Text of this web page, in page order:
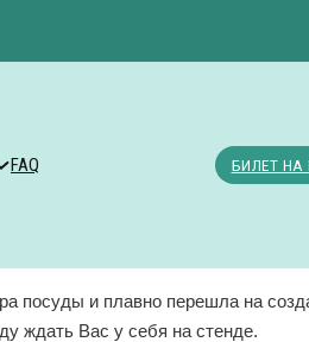
FAQ БИЛЕТ НА
посуды и плавно перешла на
ждать Вас у себя на стенде.